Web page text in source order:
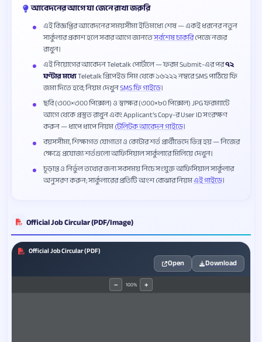
আবেদনের আগে যা জেনে রাখা জরুরি
এই বিজ্ঞপ্তির আবেদনের সময়সীমা ইতিমধ্যে শেষ — একই ধরনের নতুন
সার্কুলার প্রকাশ হলে সবার আগে জানতেসর্বশেষ চাকরিপেজে নজর
রাখুন।
এই নিয়োগের আবেদন Teletalk পোর্টালে — ফরম Submit-এর পর৭২
ঘণ্টার মধ্যেTeletalk প্রিপেইড সিম থেকে ১৬২২২ নম্বরে SMS পাঠিয়ে ফি
জমা দিতে হবে; নিয়ম দেখুনSMS ফি গাইডে।
ছবি (৩০০×৩০০ পিক্সেল) ও স্বাক্ষর (৩০০×৮০ পিক্সেল) JPG ফরম্যাটে
আগে থেকে প্রস্তুত রাখুন এবং Applicant’s Copy-র User ID সংরক্ষণ
করুন — ধাপে ধাপে নিয়মটেলিটক আবেদন গাইডে।
বয়সসীমা, শিক্ষাগত যোগ্যতা ও কোটার শর্ত প্রার্থীভেদে ভিন্ন হয় — নিজের
ক্ষেত্রে প্রযোজ্য শর্তগুলো অফিসিয়াল সার্কুলারে মিলিয়ে দেখুন।
চূড়ান্ত ও নির্ভুল তথ্যের জন্য সবসময় নিচে সংযুক্ত অফিসিয়াল সার্কুলার
অনুসরণ করুন; সার্কুলারের প্রতিটি অংশ বোঝার নিয়মএই গাইডে।
Official Job Circular (PDF/Image)
Official Job Circular (PDF)
Open Download
− 100% +